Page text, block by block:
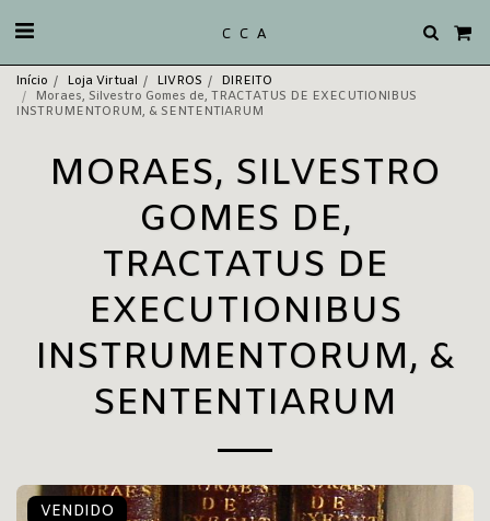
C C A
Início Loja Virtual LIVROS
DIREITO
Moraes, Silvestro Gomes de, TRACTATUS DE EXECUTIONIBUS
INSTRUMENTORUM, & SENTENTIARUM
MORAES, SILVESTRO
GOMES DE,
TRACTATUS DE
EXECUTIONIBUS
INSTRUMENTORUM, &
SENTENTIARUM
VENDIDO